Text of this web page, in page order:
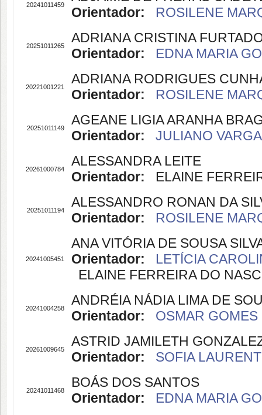
20241011459
Orientador:
ROSILENE
20251011265
ADRIANA CRISTINA
Orientador:
EDNA MARIA
20221001221
ADRIANA RODRIGUES
Orientador:
ROSILENE
20251011149
AGEANE LIGIA ARANHA
Orientador:
JULIANO
20261000784
ALESSANDRA LEITE
Orientador: ELAINE
20251011194
ALESSANDRO RONAN DA
Orientador:
ROSILENE
20241005451
ANA VITÓRIA DE SOUSA
Orientador:
LETÍCIA
ELAINE FERREIRA DO
20241004258
ANDRÉIA NÁDIA LIMA DE
Orientador:
OSMAR
20261009645
ASTRID JAMILETH
Orientador:
SOFIA
20241011468
BOÁS DOS SANTOS
Orientador:
EDNA MARIA